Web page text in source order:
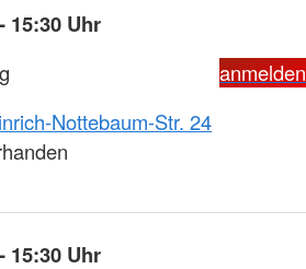
15:30 Uhr
anmelden
Nottebaum-Str. 24
15:30 Uhr